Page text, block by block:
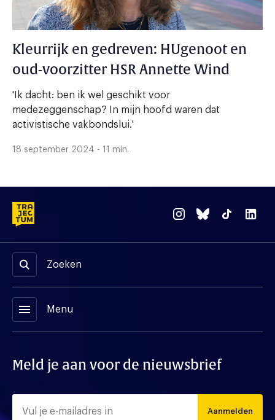
Kleurrijk en gedreven: HUgenoot en
oud-voorzitter HSR Annette Wind
'Ik dacht: ben ik wel geschikt voor
medezeggenschap? In mijn hoofd waren dat
activistische vakbondslui.'
18 september 2024 - 11 min.
Zoeken
menu Menu
Meld je aan voor de nieuwsbrief
Aanmelden